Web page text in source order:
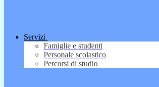
Servizi
Famiglie e studenti
Personale scolastico
Percorsi di studio